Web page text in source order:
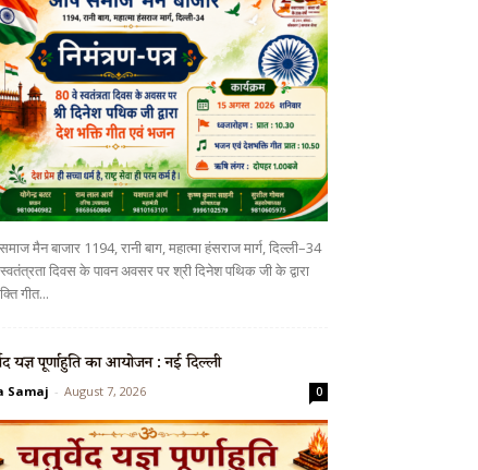
मैन बाजार 1194, रानी बाग, महात्मा हंसराज मार्ग, दिल्ली–34
दिवस के पावन अवसर पर श्री दिनेश पथिक जी के द्वारा
गीत...
यज्ञ पूर्णाहुति का आयोजन : नई दिल्ली
Samaj - August 7, 2026 0